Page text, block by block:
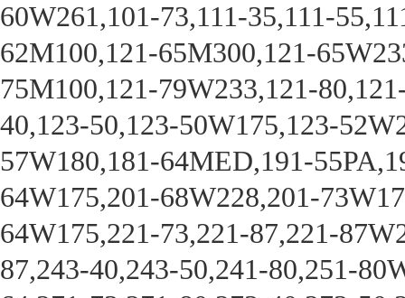
60W261,101-73,111-35,111-
62M100,121-65M300,121-
75M100,121-79W233,121-
40,123-50,123-50W175,123-
57W180,181-64MED,191-
64W175,201-68W228,201-
64W175,221-73,221-87,221-
87,243-40,243-50,241-80,251-